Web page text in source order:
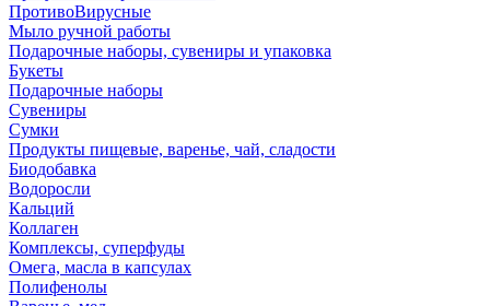
ПротивоВирусные
Мыло ручной работы
Подарочные наборы, сувениры и упаковка
Букеты
Подарочные наборы
Сувениры
Сумки
Продукты пищевые, варенье, чай, сладости
Биодобавка
Водоросли
Кальций
Коллаген
Комплексы, суперфуды
Омега, масла в капсулах
Полифенолы